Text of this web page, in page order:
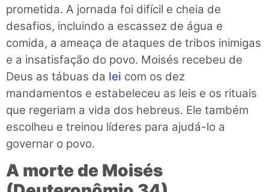
prometida. A jornada foi difícil e cheia de
desafios, incluindo a escassez de água e
comida, a ameaça de ataques de tribos inimigas
e a insatisfação do povo. Moisés recebeu de
Deus as tábuas da lei com os dez
mandamentos e estabeleceu as leis e os rituais
que regeriam a vida dos hebreus. Ele também
escolheu e treinou líderes para ajudá-lo a
governar o povo.
A morte de Moisés